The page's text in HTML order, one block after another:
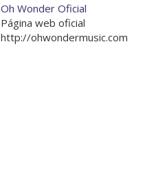
Oh Wonder Oficial
Página web oficial
http://ohwondermusic.com